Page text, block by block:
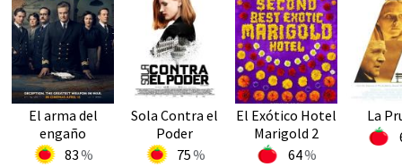
El arma del
engaño
83
Sola Contra el
Poder
75
El Exótico Hotel
Marigold 2
64
La